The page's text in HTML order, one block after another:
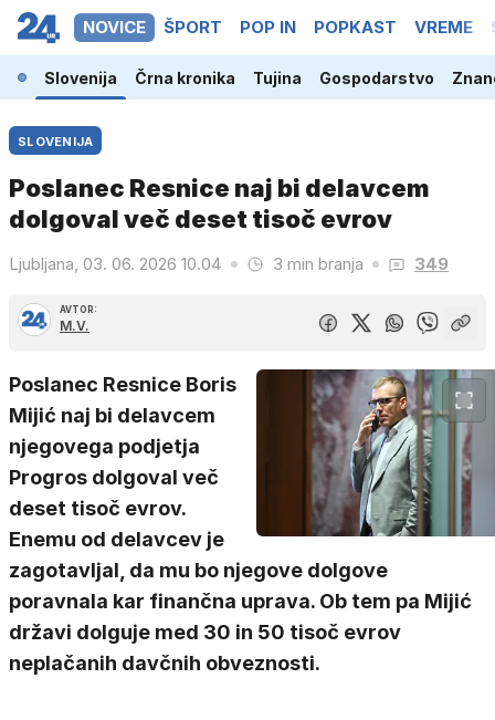
NOVICE ŠPORT POP IN POPKAST VREME
Slovenija Črna kronika Tujina Gospodarstvo
SLOVENIJA
Poslanec Resnice naj bi delavcem
dolgoval več deset tisoč evrov
Ljubljana, 03. 06. 2026 10.04 3 min branja 349
AVTOR:
M.V.
Poslanec Resnice Boris
Mijić naj bi delavcem
njegovega podjetja
Progros dolgoval več
deset tisoč evrov.
Enemu od delavcev je
zagotavljal, da mu bo njegove dolgove
poravnala kar finančna uprava. Ob tem pa Mijić
državi dolguje med 30 in 50 tisoč evrov
neplačanih davčnih obveznosti.